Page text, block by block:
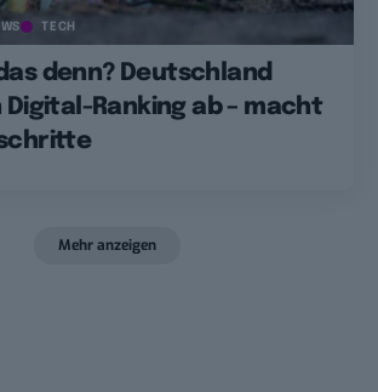
TECH
denn? Deutschland
Ranking ab – macht
Mehr anzeigen